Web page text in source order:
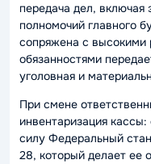
передача дел,
полномочий главного
сопряжена с высокими
обязанностями
уголовная и
При смене
инвентаризация
силу Федеральный
28, который делает ее